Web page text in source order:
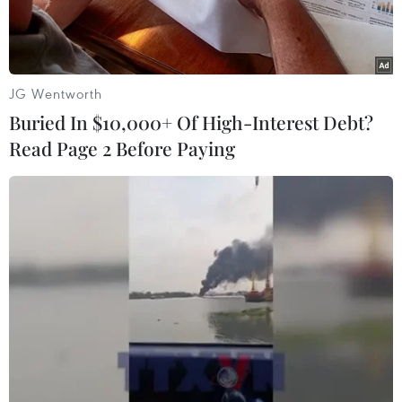
Trong tháng Năm, Trung Quốc đã xuất khẩu gần 5.865 tấn đất
hiếm, mức cao nhất trong vòng một năm. (Nguồn: Reuters)
Lượng đất hiếm xuất khẩu của Trung Quốc
trong tháng Năm đã tăng 23% so với tháng trước
đó, đạt 5.864,60 tấn, mức cao nhất trong vòng
JG Wentworth
Buried In $10,000+ Of High-Interest Debt?
Read Page 2 Before Paying